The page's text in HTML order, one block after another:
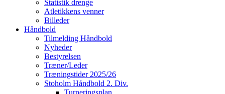
Statistik drenge
Atletikkens venner
Billeder
Håndbold
Tilmelding Håndbold
Nyheder
Bestyrelsen
Træner/Leder
Træningstider 2025/26
Stoholm Håndbold 2. Div.
Turneringsplan